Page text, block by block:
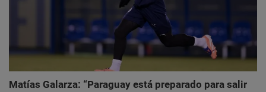
Matías Galarza: “Paraguay está preparado para salir